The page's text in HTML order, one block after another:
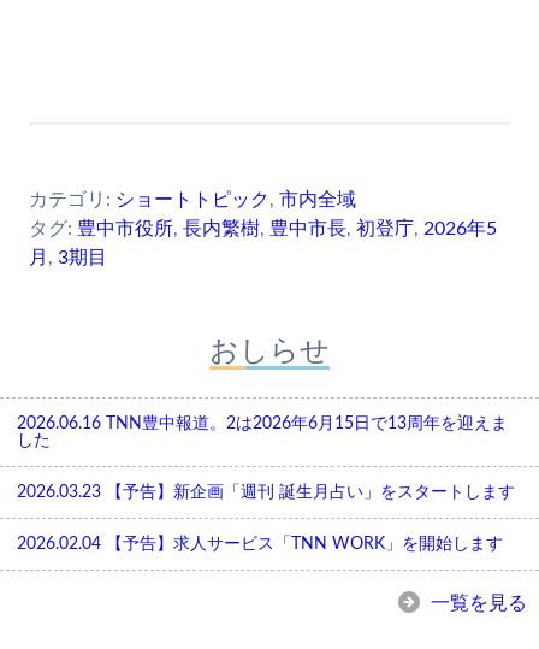
カテゴリ: ショートトピック, 市内全域
タグ: 豊中市役所, 長内繁樹, 豊中市長, 初登庁, 2026年5
月 , 3期目
おしらせ
2026.06.16
TNN豊中報道。2は2026年6月15日で13周年を迎えま
した
2026.03.23 【予告】新企画「週刊 誕生月占い」をスタートします
2026.02.04 【予告】求人サービス「TNN WORK」を開始します
一覧を見る